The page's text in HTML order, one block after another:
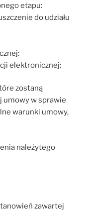
etapu:
do udziału
elektronicznej:
zostaną
umowy w sprawie
warunki umowy,
należytego
zawartej